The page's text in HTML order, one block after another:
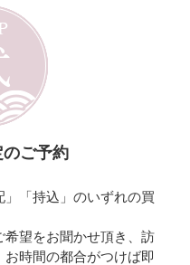
ご予約
「持込」のいずれの買
望をお聞かせ頂き、訪
時間の都合がつけば即